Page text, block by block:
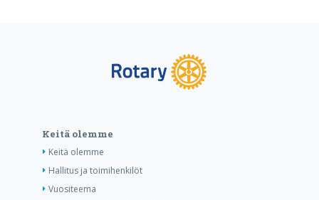
Keitä olemme
Keitä olemme
Hallitus ja toimihenkilöt
Vuositeema